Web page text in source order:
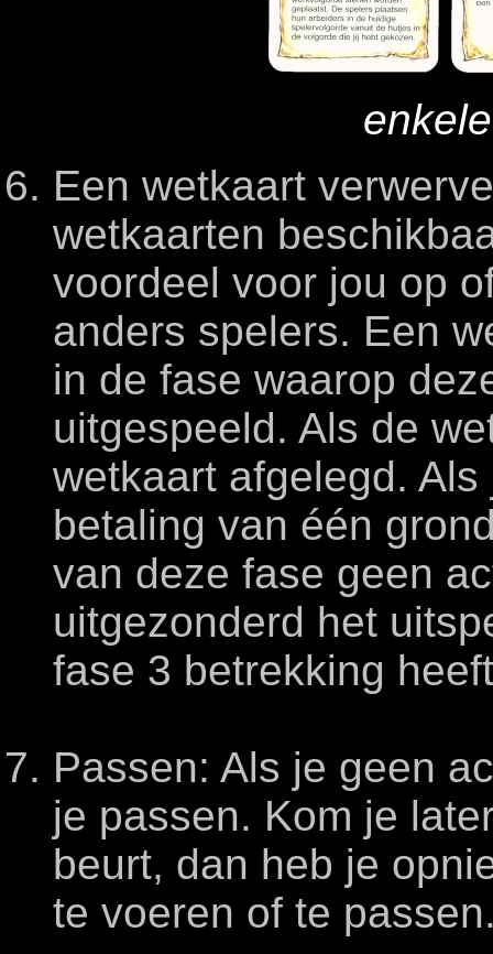
Een wetkaart
wetkaarten
voordeel voor jou op
anders spelers. Een
in de fase waarop
uitgespeeld. Als de
wetkaart afgelegd.
betaling van één
van deze fase geen
uitgezonderd het
fase 3 betrekking
Passen: Als je geen
je passen. Kom je
beurt, dan heb je
te voeren of te